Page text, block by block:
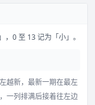
0 至 13 记为「小」。
越新，最新一期在最左
一列排满后接着往左边